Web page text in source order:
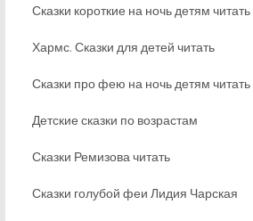
Сказки короткие на ночь детям читать
Хармс. Сказки для детей читать
Сказки про фею на ночь детям читать
Детские сказки по возрастам
Сказки Ремизова читать
Сказки голубой феи Лидия Чарская